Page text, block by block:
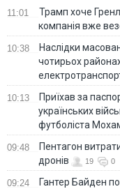
11:01
Трамп хоче
компанія вже
10:38
Наслідки
чотирьох
10:13
Приїхав за
українських
футболіста
09:48
Пентагон
дронів
19 0
09:24
Гантер Байден